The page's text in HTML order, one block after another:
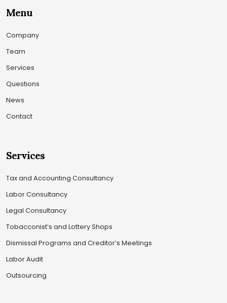
Menu
Company
Team
Services
Questions
News
Contact
Services
Tax and Accounting Consultancy
Labor Consultancy
Legal Consultancy
Tobacconist’s and Lottery Shops
Dismissal Programs and Creditor’s Meetings
Labor Audit
Outsourcing